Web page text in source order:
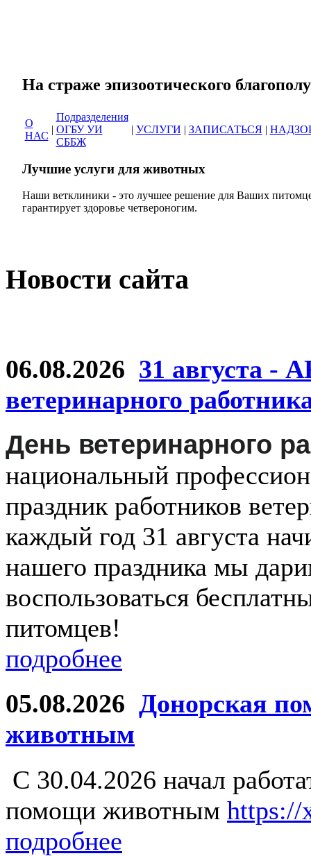
На страже
О
НАС
|
Подразделения
ОГБУ УИ
СББЖ
| УСЛУГИ | ЗАПИСАТЬСЯ |
Лучшие услуги для животных
Наши ветклиники - это лучшее решение для Ваших
гарантирует здоровье четвероногим.
Новости сайта
06.08.2026 31 августа -
ветеринарного
День ветеринарного
национальный
праздник работников
каждый год 31 августа
нашего праздника мы
воспользоваться
питомцев!
подробнее
05.08.2026 Донорская
животным
С 30.04.2026 начал
помощи животным https://
подробнее